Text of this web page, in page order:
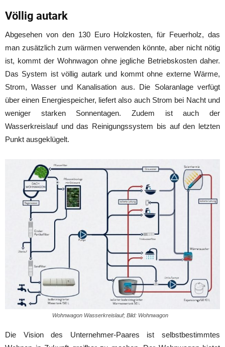
Völlig autark
Abgesehen von den 130 Euro Holzkosten, für Feuerholz, das
man zusätzlich zum wärmen verwenden könnte, aber nicht nötig
ist, kommt der Wohnwagon ohne jegliche Betriebskosten daher.
Das System ist völlig autark und kommt ohne externe Wärme,
Strom, Wasser und Kanalisation aus. Die Solaranlage verfügt
über einen Energiespeicher, liefert also auch Strom bei Nacht und
weniger starken Sonnentagen. Zudem ist auch der
Wasserkreislauf und das Reinigungssystem bis auf den letzten
Punkt ausgeklügelt.
Wohnwagon Wasserkreislauf; Bild: Wohnwagon
Die Vision des Unternehmer-Paares ist selbstbestimmtes